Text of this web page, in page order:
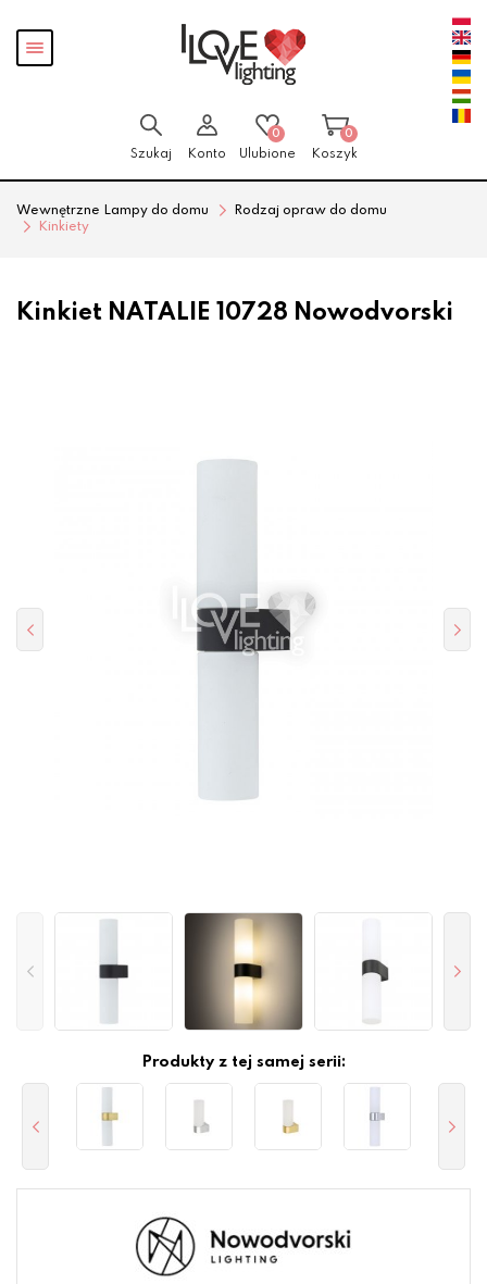
Pokaż
menu
Szukaj Konto
0
Ulubione
0
Koszyk
Wewnętrzne Lampy do domu
Rodzaj opraw do domu
Kinkiety
Kinkiet NATALIE 10728 Nowodvorski
Produkty z tej samej serii: